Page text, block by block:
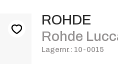
ROHDE
Rohde
Lagernr.: 10-0015